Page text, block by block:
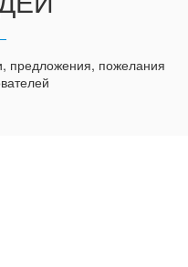
предложения, пожелания